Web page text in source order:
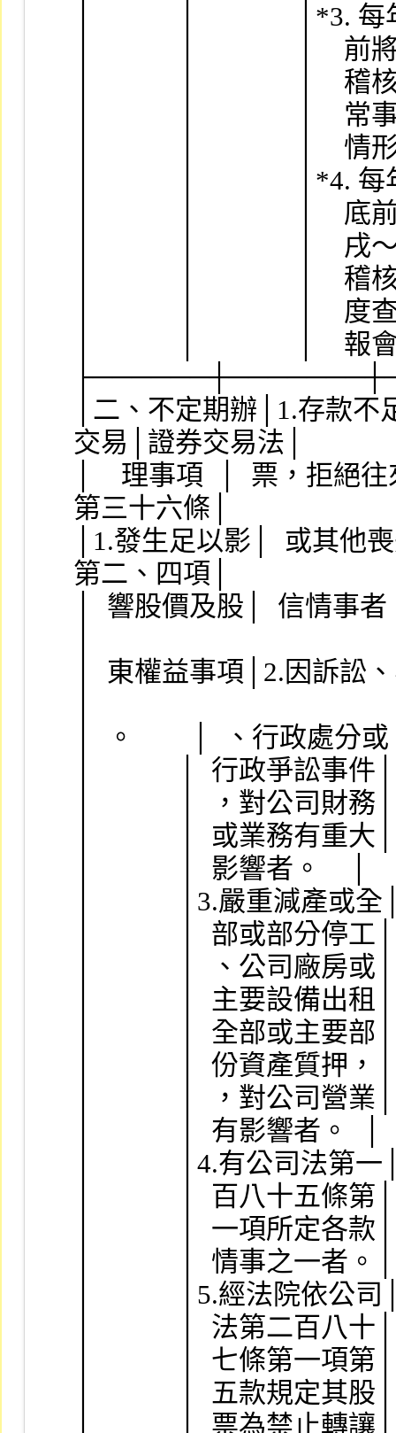
│            │              │*3.
│            │              │    前
│            │              │    稽
│            │              │    常
│            │              │    情
│            │              │*4.
│            │              │    底
│            │              │    戌
│            │              │    稽
│            │              │    度
│            │              │    報
│二、不定期辦│1.存款
交易│證券交易法│
│    理事項  │  票，拒絕
第三十六條│
│1.發生足以影│  或其他
第二、四項│
│  響股價及股│  信情事
│  東權益事項│2.因訴訟
│  。        │  、行政處分
│            │  行政爭訟事
│            │  ，對公司財
│            │  或業務有重大
│            │  影響者。    │
│            │3.嚴重減產或
│            │  部或部分停工
│            │  、公司廠房或
│            │  主要設備出租
│            │  全部或主要部
│            │  份資產質押，
│            │  ，對公司營業
│            │  有影響者。
│            │4.有公司法第
│            │  百八十五條第
│            │  一項所定各款
│            │  情事之一者。
│            │5.經法院依公
│            │  法第二百八十
│            │  七條第一項第
│            │  五款規定其股
│            │  票為禁止轉讓